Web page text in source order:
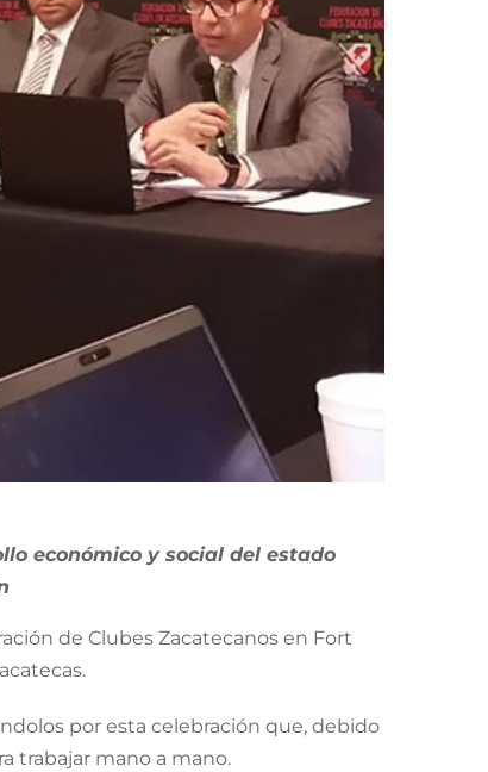
económico y social del estado
de Clubes Zacatecanos en Fort
por esta celebración que, debido
trabajar mano a mano.